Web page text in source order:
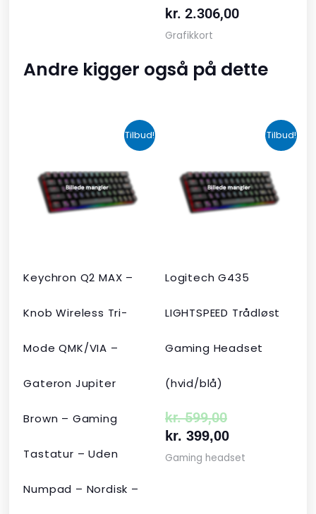
kr. 2.306,00
Grafikkort
Andre kigger også på dette
Tilbud!
Keychron Q2 MAX –
Knob Wireless Tri-
Mode QMK/VIA –
Gateron Jupiter
Brown – Gaming
Tastatur – Uden
Numpad – Nordisk –
oprindelige
pris
var:
kr. 2.190,00.
Den
aktuelle
pris
er:
kr. 1.465,00.
Tilbud!
Logitech G435
LIGHTSPEED Trådløst
Gaming Headset
(hvid/blå)
kr.599,00
oprindelige
pris
var:
kr. 599,00.
kr. 399,00
aktuelle
pris
er:
kr. 399,00.
Gaming headset